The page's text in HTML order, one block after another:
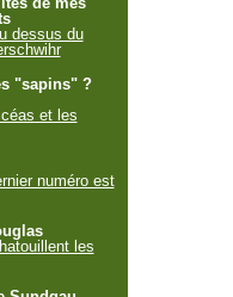
dessus du
"sapins" ?
et les
numéro est
les